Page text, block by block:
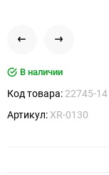
В наличии
Код товара: 22745-14
Артикул: XR-0130